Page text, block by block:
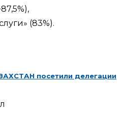
(83%).
посетили делегации